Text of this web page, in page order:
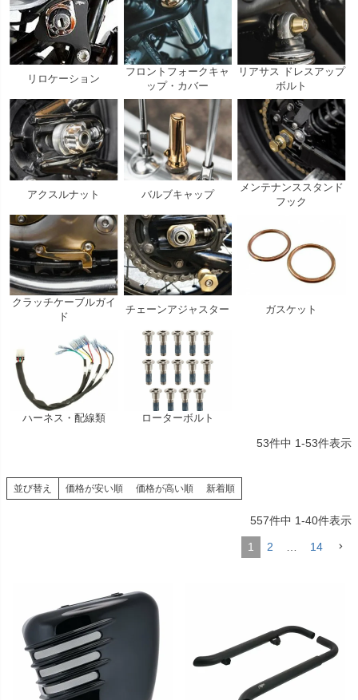
リロケーション
フロントフォークキャ
ップ・カバー
リアサス ドレスアップ
ボルト
アクスルナット バルブキャップ
メンテナンススタンド
フック
クラッチケーブルガイ
ド
チェーンアジャスター ガスケット
ハーネス・配線類 ローターボルト
53件中 1-53件表示
並び替え 価格が安い順 価格が高い順 新着順
557件中 1-40件表示
1 2 14